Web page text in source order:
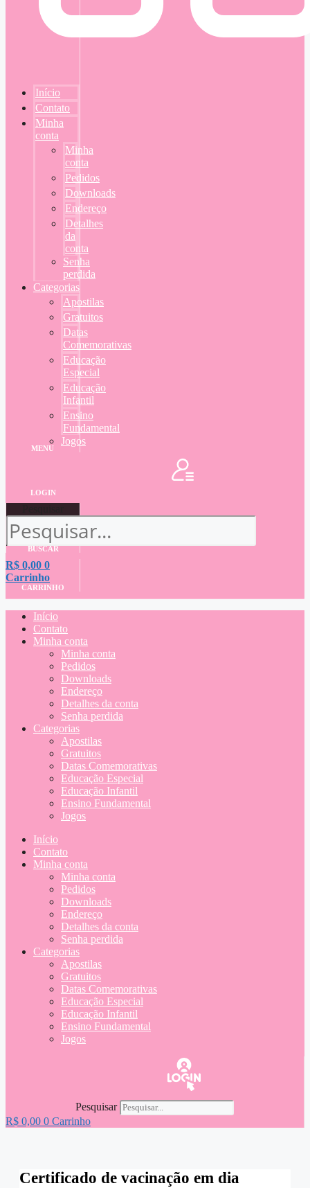
Início
Contato
Minha
conta
Minha
conta
Pedidos
Downloads
Endereço
Detalhes
da
conta
Senha
perdida
Categorias
Apostilas
Gratuitos
Datas
Comemorativas
Educação
Especial
Educação
Infantil
Ensino
Fundamental
Jogos
MENU
LOGIN
BUSCAR
R$ 0,00 0
Carrinho
CARRINHO
Início
Contato
Minha conta
Minha conta
Pedidos
Downloads
Endereço
Detalhes da conta
Senha perdida
Categorias
Apostilas
Gratuitos
Datas Comemorativas
Educação Especial
Educação Infantil
Ensino Fundamental
Jogos
Início
Contato
Minha conta
Minha conta
Pedidos
Downloads
Endereço
Detalhes da conta
Senha perdida
Categorias
Apostilas
Gratuitos
Datas Comemorativas
Educação Especial
Educação Infantil
Ensino Fundamental
Jogos
Pesquisar
R$ 0,00 0 Carrinho
Certificado de vacinação em dia